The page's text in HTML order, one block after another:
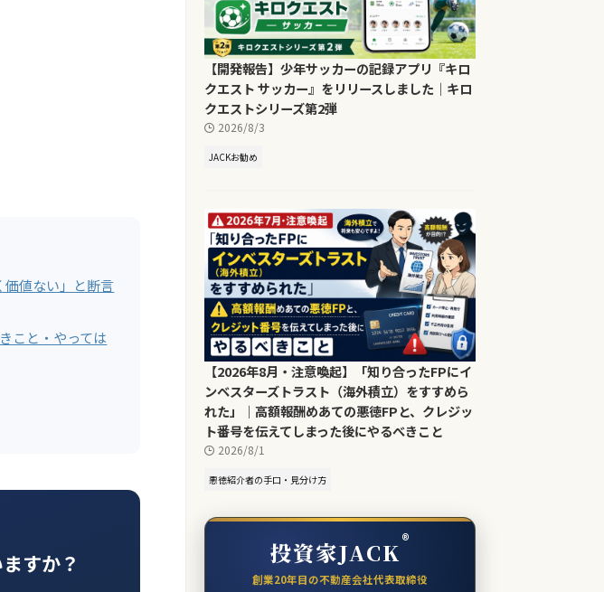
価値ない」と断言
こと・やっては
すか？
【開発報告】少年サッカーの記録アプリ『キロ
クエスト サッカー』をリリースしました｜キロ
クエストシリーズ第2弾
2026/8/3
JACKお勧め
【2026年8月・注意喚起】「知り合ったFPにイ
ンベスターズトラスト（海外積立）をすすめら
れた」｜高額報酬めあての悪徳FPと、クレジッ
ト番号を伝えてしまった後にやるべきこと
2026/8/1
悪徳紹介者の手口・見分け方
投資家JACK®
創業20年目の不動産会社代表取締役